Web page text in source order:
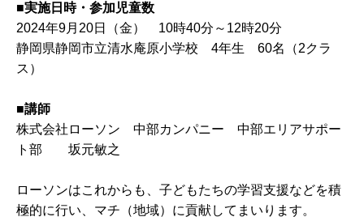
■実施日時・参加児童数
2024年9月20日（金） 10時40分～12時20分
静岡県静岡市立清水庵原小学校 4年生 60名（2クラ
ス）
■講師
株式会社ローソン 中部カンパニー 中部エリアサポー
ト部 坂元敏之
ローソンはこれからも、子どもたちの学習支援などを積
極的に行い、マチ（地域）に貢献してまいります。